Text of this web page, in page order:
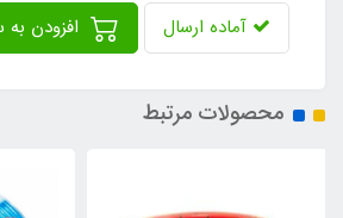
آماده ارسال
محصولات مرتبط